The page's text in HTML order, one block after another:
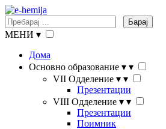
Барај
МЕНИ ▾
Дома
Основно образование ▾ ▾
VII Одделение ▾ ▾
Презентации
VIII Одделение ▾ ▾
Презентации
Поимник